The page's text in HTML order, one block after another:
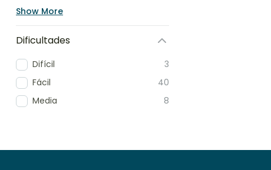
Show More
Dificultades
Difícil
3
Fácil
40
Media
8